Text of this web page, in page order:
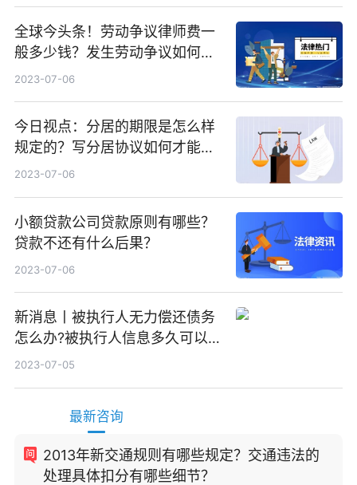
全球今头条！劳动争议律师费一
般多少钱？发生劳动争议如何算
工资？
2023-07-06
今日视点：分居的期限是怎么样
规定的？写分居协议如何才能有
效？
2023-07-06
小额贷款公司贷款原则有哪些？
贷款不还有什么后果？
2023-07-06
新消息丨被执行人无力偿还债务
怎么办?被执行人信息多久可以
消除?
2023-07-05
最新咨询
2013年新交通规则有哪些规定？交通违法的
处理具体扣分有哪些细节？